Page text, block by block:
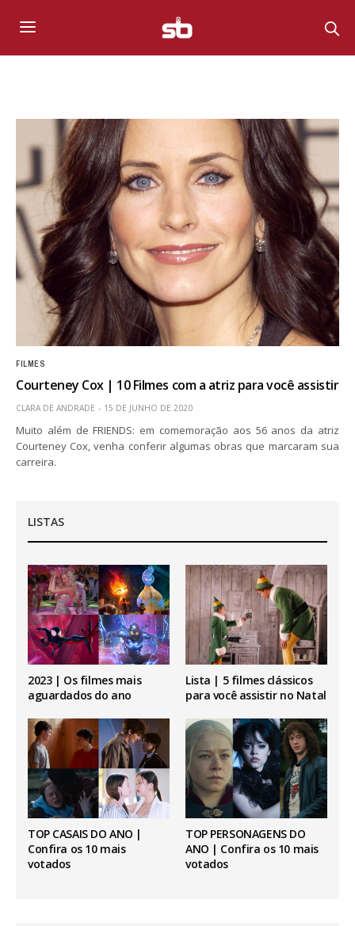
FILMES
Courteney Cox | 10 Filmes com a atriz para você assistir
CLARA DE ANDRADE 15 DE JUNHO DE 2020
Muito além de FRIENDS: em comemoração aos 56 anos da atriz
Courteney Cox, venha conferir algumas obras que marcaram sua
carreira.
LISTAS
2023 | Os filmes mais
aguardados do ano
Lista | 5 filmes clássicos
para você assistir no Natal
TOP CASAIS DO ANO |
Confira os 10 mais
votados
TOP PERSONAGENS DO
ANO | Confira os 10 mais
votados